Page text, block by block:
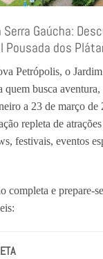
Gaúcha:
Pousada dos
Petrópolis, o
quem busca
a 23 de março de
repleta de
festivais, eventos
completa e prepare-